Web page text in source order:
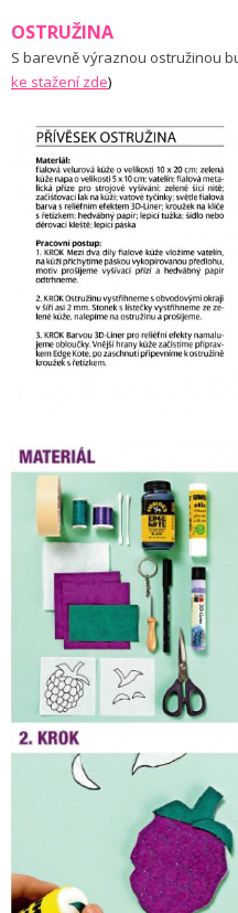
OSTRUŽINA
S barevně výraznou ostružinou
ke stažení zde)